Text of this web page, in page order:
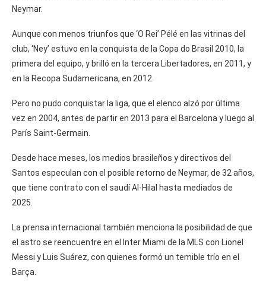
Neymar.
Aunque con menos triunfos que ‘O Rei’ Pélé en las vitrinas del
club, ‘Ney’ estuvo en la conquista de la Copa do Brasil 2010, la
primera del equipo, y brilló en la tercera Libertadores, en 2011, y
en la Recopa Sudamericana, en 2012.
Pero no pudo conquistar la liga, que el elenco alzó por última
vez en 2004, antes de partir en 2013 para el Barcelona y luego al
París Saint-Germain.
Desde hace meses, los medios brasileños y directivos del
Santos especulan con el posible retorno de Neymar, de 32 años,
que tiene contrato con el saudí Al-Hilal hasta mediados de
2025.
La prensa internacional también menciona la posibilidad de que
el astro se reencuentre en el Inter Miami de la MLS con Lionel
Messi y Luis Suárez, con quienes formó un temible trío en el
Barça.